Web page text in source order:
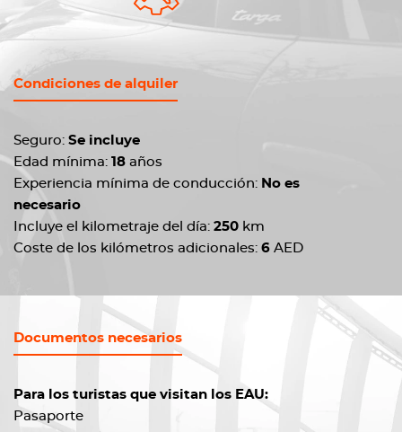
Condiciones de alquiler
Seguro: Se incluye
Edad mínima: 18 años
Experiencia mínima de conducción: No es
necesario
Incluye el kilometraje del día: 250 km
Coste de los kilómetros adicionales: 6 AED
Documentos necesarios
Para los turistas que visitan los EAU:
Pasaporte